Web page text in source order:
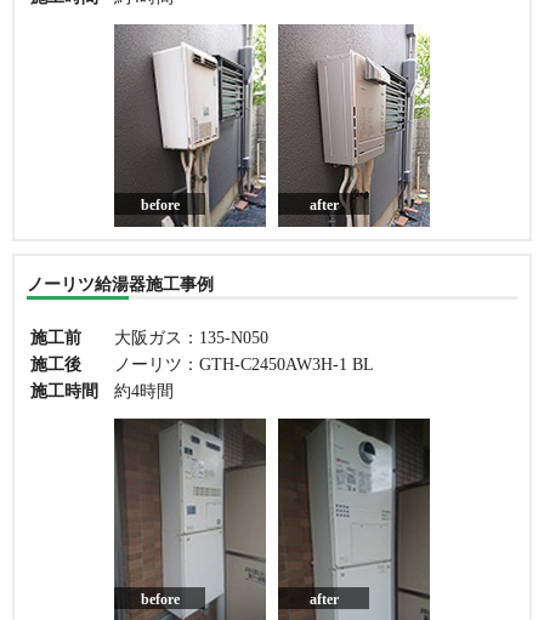
before after
ノーリツ給湯器施工事例
施工前
大阪ガス：135-N050
施工後
ノーリツ：GTH-C2450AW3H-1 BL
施工時間
約4時間
before after